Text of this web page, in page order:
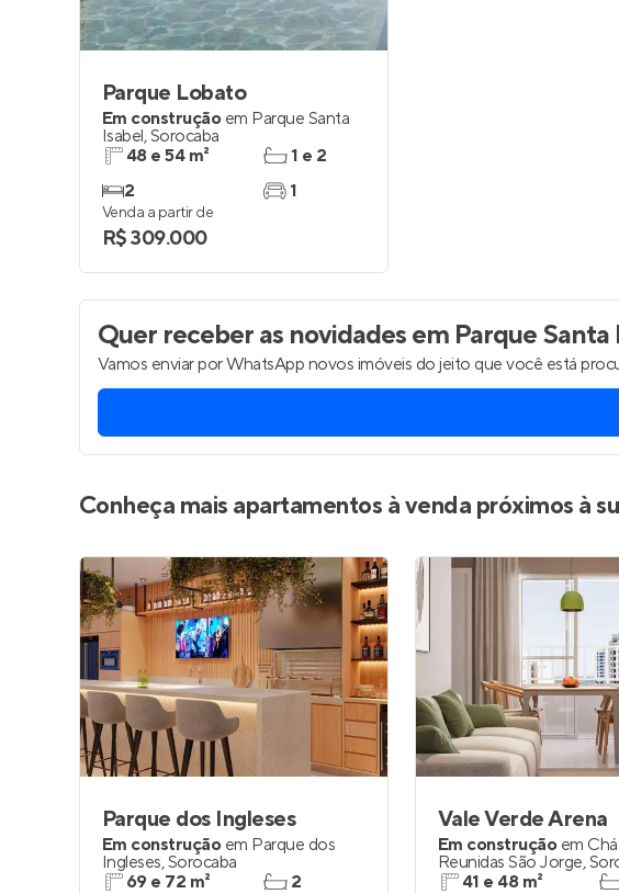
Parque Lobato
Em construção em Parque Santa
Isabel,Sorocaba
48 e 54 m²
2
1 e 2
1
Venda a partir de
R$ 309.000
Quer receber as novidadesem Parque Santa
Vamos enviar por WhatsApp novos imóveis do jeito que você está
Conheça mais apartamentos à venda próximos à
Parque dos Ingleses
Em construção em Parque dos
Ingleses,Sorocaba
69 e 72 m²
2
Vale Verde Arena
Em construção em
Reunidas São Jorge,
41 e 48 m²